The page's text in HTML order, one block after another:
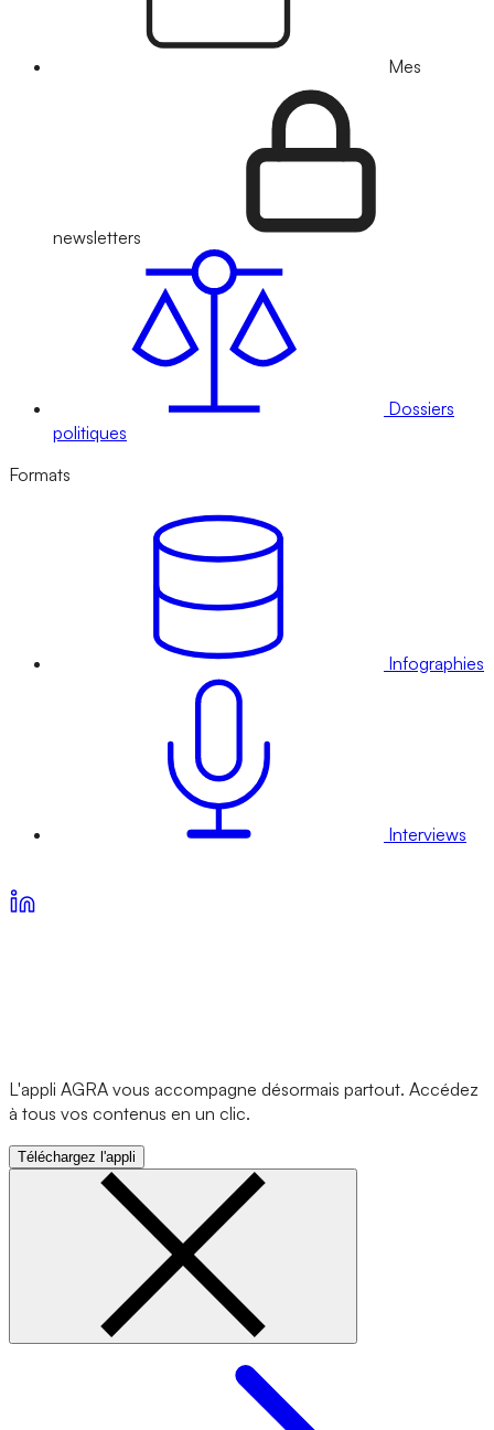
Mes
newsletters
Dossiers
politiques
Formats
Infographies
Interviews
L'appli AGRA vous accompagne désormais partout. Accédez
à tous vos contenus en un clic.
Téléchargez l'appli